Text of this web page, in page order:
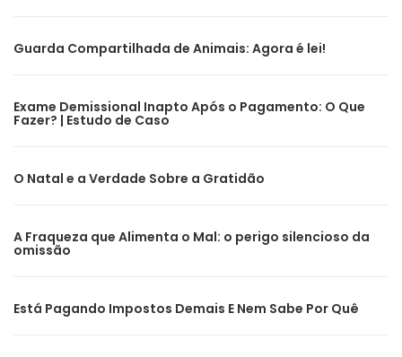
Guarda Compartilhada de Animais: Agora é lei!
Exame Demissional Inapto Após o Pagamento: O Que
Fazer? | Estudo de Caso
O Natal e a Verdade Sobre a Gratidão
A Fraqueza que Alimenta o Mal: o perigo silencioso da
omissão
Está Pagando Impostos Demais E Nem Sabe Por Quê